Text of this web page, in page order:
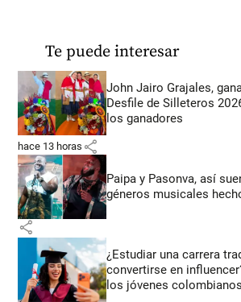
Te puede interesar
John Jairo Grajales,
Desfile de Silleteros
los ganadores
hace 13 horas share
Paipa y Pasonva, así
géneros musicales
share
¿Estudiar una carrera
convertirse en
los jóvenes colombianos